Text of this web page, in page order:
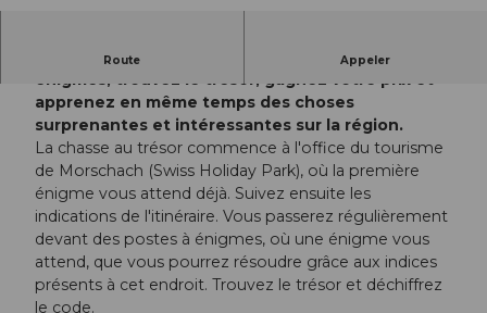
Route Appeler
Devenez vous-même détective ! Résolvez les
énigmes, trouvez le trésor, gagnez votre prix et
apprenez en même temps des choses
surprenantes et intéressantes sur la région.
La chasse au trésor commence à l'office du tourisme
de Morschach (Swiss Holiday Park), où la première
énigme vous attend déjà. Suivez ensuite les
indications de l'itinéraire. Vous passerez régulièrement
devant des postes à énigmes, où une énigme vous
attend, que vous pourrez résoudre grâce aux indices
présents à cet endroit. Trouvez le trésor et déchiffrez
le code.